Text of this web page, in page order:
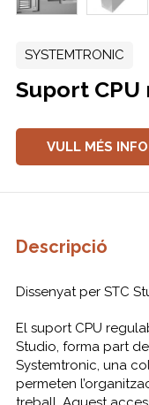
SYSTEMTRONIC
Suport
VULL MÉS
Descripció
Dissenyat per STC
El suport CPU
Studio, forma part
Systemtronic, una
permeten